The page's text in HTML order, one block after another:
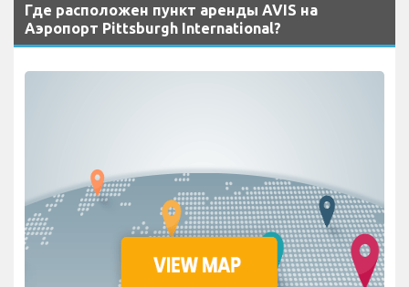
Где расположен пункт аренды AVIS на
Аэропорт Pittsburgh International?